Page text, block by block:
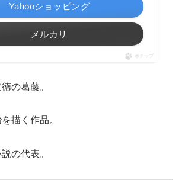
Yahooショッピング
メルカリ
ポチップ
の葛藤。
描く作品。
の代表。